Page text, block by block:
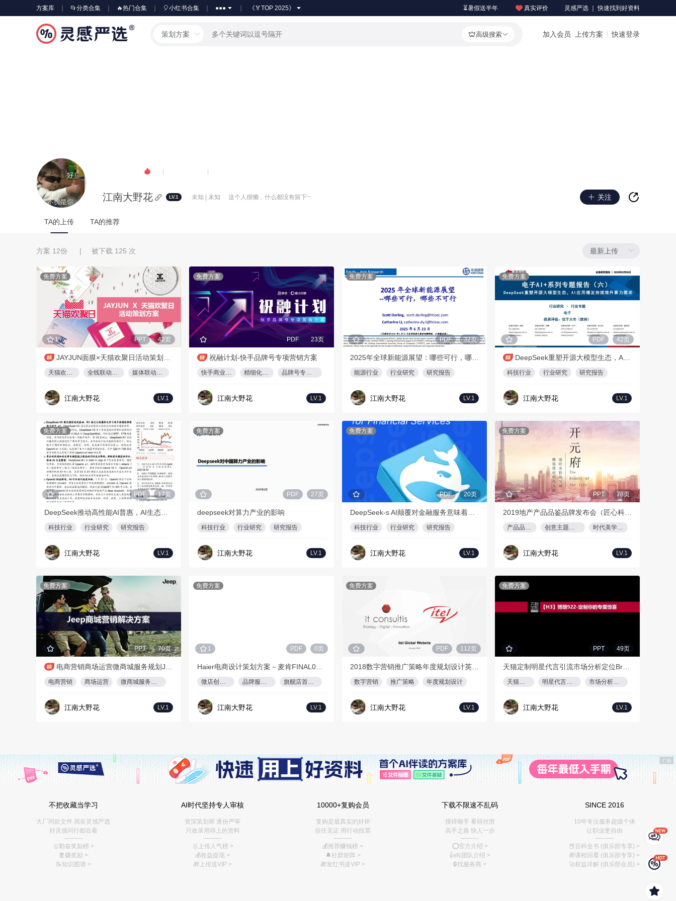
方案库 📂分类合集 🔥热门合集 🎈小红书合集 ●●● 《🏅TOP 2025》 ⏳暑假送半年 真实评价 灵感严选 ｜ 快速找到好资料
策划方案 高级搜索 加入会员 上传方案 快速登录
江南大野花 LV.1 未知 | 未知 这个人很懒，什么都没有留下~ 关注
TA的上传 TA的推荐
方案 12份 | 被下载 125 次
免费方案
1 PPT 42页
JAYJUN面膜×天猫欢聚日活动策划方案
天猫欢聚日 全线联动合作 媒体联动造势
江南大野花 LV.1
免费方案
PDF 23页
祝融计划-快手品牌号专项营销方案
快手商业生态 精细化运营 品牌号专项营销
江南大野花 LV.1
免费方案
PDF 32页
2025年全球新能源展望：哪些可行，哪些不可行-海通国际
能源行业 行业研究 研究报告
江南大野花 LV.1
免费方案
PDF 42页
DeepSeek重塑开源大模型生态，AI应用爆发持续推升算力需求
科技行业 行业研究 研究报告
江南大野花 LV.1
免费方案
PDF 17页
科技行业 行业研究 研究报告
江南大野花 LV.1
免费方案
PDF 27页
deepseek对算力产业的影响
科技行业 行业研究 研究报告
江南大野花 LV.1
免费方案
PDF 20页
科技行业 行业研究 研究报告
江南大野花 LV.1
免费方案
PPT 78页
时代美学建筑
江南大野花 LV.1
免费方案
PPT 70页
电商营销 商场运营
江南大野花 LV.1
免费方案
1 PDF 0页
江南大野花 LV.1
免费方案
PDF 112页
数字营销 推广策略 年度规划设计
江南大野花 LV.1
免费方案
PPT 49页
江南大野花 LV.1
不把收藏当学习
大厂同款文件 就在灵感严选
好灵感同行都在看
———
🥇勤奋奖励榜 >
🧧赚奖励 >
📝知识图谱 >
AI时代坚持专人审核
资深策划师 逐份严审
只收录用得上的资料
———
🥇上传人气榜 >
💰收益提现 >
🎁上传送VIP >
10000+复购会员
复购是最真实的好评
信任见证 用行动投票
———
💰推荐赚钱榜 >
🔔社群矩阵>
🎁发红书送VIP >
下载不限速不乱码
搜得顺手 看得丝滑
高手之路 快人一步
———
⭕️官方介绍 >
👍向团队介绍 >
🔒找服务商 >
SINCE 2016
10年专注服务超级个体
让职业更自由
———
📕百科全书 (俱乐部专享) >
🎁课程回看 (俱乐部专享) >
🚀权益详解 (俱乐部会员) >